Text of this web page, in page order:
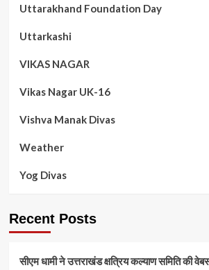
Uttarakhand Foundation Day
Uttarkashi
VIKAS NAGAR
Vikas Nagar UK-16
Vishva Manak Divas
Weather
Yog Divas
Recent Posts
सीएम धामी ने उत्तराखंड क्षत्रिय कल्याण समिति की